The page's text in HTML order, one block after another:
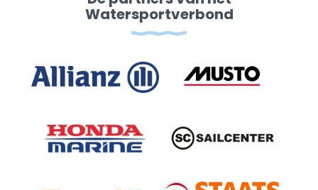
Watersportverbond